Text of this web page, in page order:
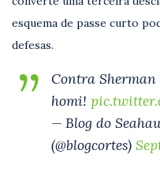
esquema de passe curto
defesas.
Contra
homi!
— Blog do
(@blogcortes)